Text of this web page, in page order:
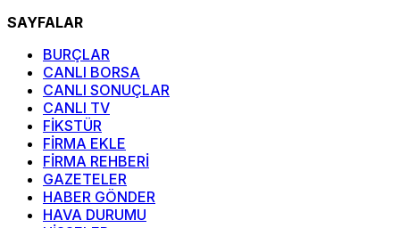
SAYFALAR
BURÇLAR
CANLI BORSA
CANLI SONUÇLAR
CANLI TV
FİKSTÜR
FİRMA EKLE
FİRMA REHBERİ
GAZETELER
HABER GÖNDER
HAVA DURUMU